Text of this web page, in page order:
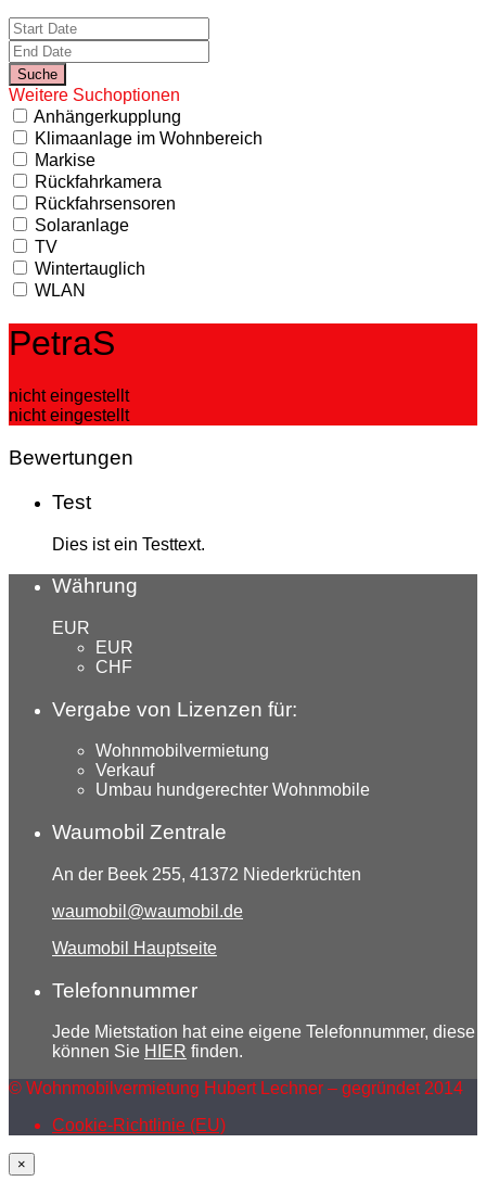
Weitere Suchoptionen
Anhängerkupplung
Klimaanlage im Wohnbereich
Markise
Rückfahrkamera
Rückfahrsensoren
Solaranlage
TV
Wintertauglich
WLAN
PetraS
nicht eingestellt
nicht eingestellt
Bewertungen
Test
Dies ist ein Testtext.
Währung
EUR
EUR
CHF
Vergabe von Lizenzen für:
Wohnmobilvermietung
Verkauf
Umbau hundgerechter Wohnmobile
Waumobil Zentrale
An der Beek 255, 41372 Niederkrüchten
waumobil@waumobil.de
Waumobil Hauptseite
Telefonnummer
Jede Mietstation hat eine eigene Telefonnummer, diese
können Sie HIER finden.
© Wohnmobilvermietung Hubert Lechner – gegründet 2014
Cookie-Richtlinie (EU)
×